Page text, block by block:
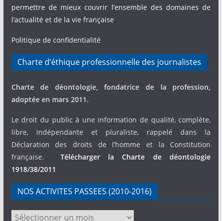
permettre de mieux couvrir l’ensemble des domaines de
l’actualité et de la vie française.
Politique de confidentialité
Charte d’éthique professionnelle des journalistes
Charte de déontologie, fondatrice de la profession,
adoptée en mars 2011.
Le droit du public à une information de qualité, complète,
libre, indépendante et pluraliste, rappelé dans la
Déclaration des droits de l’homme et la Constitution
française. Télécharger la Charte de déontologie
1918/38/2011
NOS ACTIVITES PASSEES (2010-2016)
NOS